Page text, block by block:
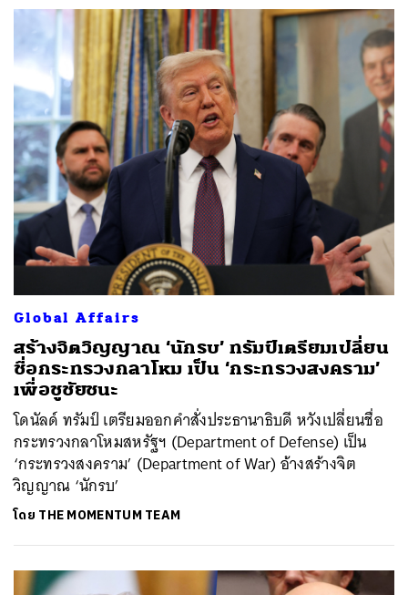
Global Affairs
สร้างจิตวิญญาณ ‘นักรบ’ ทรัมป์เตรียมเปลี่ยน
ชื่อกระทรวงกลาโหม เป็น ‘กระทรวงสงคราม’
เพื่อชูชัยชนะ
โดนัลด์ ทรัมป์ เตรียมออกคำสั่งประธานาธิบดี หวังเปลี่ยนชื่อ
กระทรวงกลาโหมสหรัฐฯ (Department of Defense) เป็น
‘กระทรวงสงคราม’ (Department of War) อ้างสร้างจิต
วิญญาณ ‘นักรบ’
โดย THE MOMENTUM TEAM